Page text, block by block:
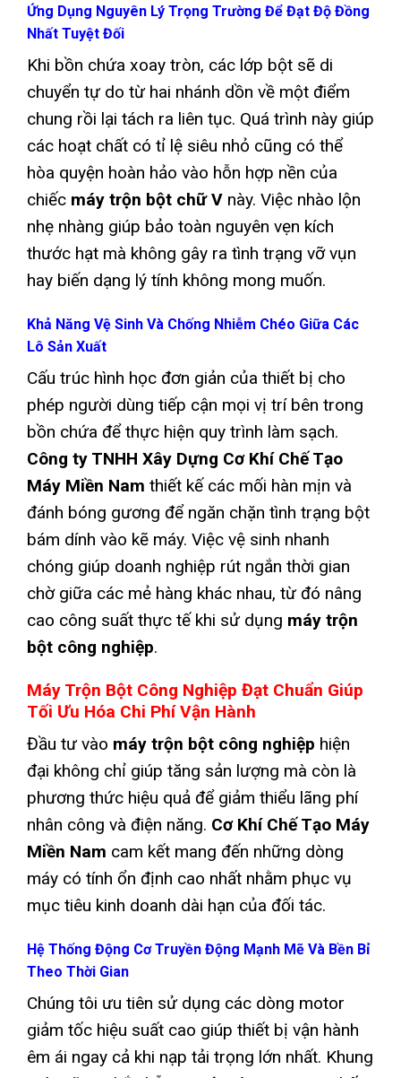
Ứng Dụng Nguyên Lý Trọng Trường Để Đạt Độ Đồng
Nhất Tuyệt Đối
Khi bồn chứa xoay tròn, các lớp bột sẽ di
chuyển tự do từ hai nhánh dồn về một điểm
chung rồi lại tách ra liên tục. Quá trình này giúp
các hoạt chất có tỉ lệ siêu nhỏ cũng có thể
hòa quyện hoàn hảo vào hỗn hợp nền của
chiếc máy trộn bột chữ V này. Việc nhào lộn
nhẹ nhàng giúp bảo toàn nguyên vẹn kích
thước hạt mà không gây ra tình trạng vỡ vụn
hay biến dạng lý tính không mong muốn.
Khả Năng Vệ Sinh Và Chống Nhiễm Chéo Giữa Các
Lô Sản Xuất
Cấu trúc hình học đơn giản của thiết bị cho
phép người dùng tiếp cận mọi vị trí bên trong
bồn chứa để thực hiện quy trình làm sạch.
Công ty TNHH Xây Dựng Cơ Khí Chế Tạo
Máy Miền Nam thiết kế các mối hàn mịn và
đánh bóng gương để ngăn chặn tình trạng bột
bám dính vào kẽ máy. Việc vệ sinh nhanh
chóng giúp doanh nghiệp rút ngắn thời gian
chờ giữa các mẻ hàng khác nhau, từ đó nâng
cao công suất thực tế khi sử dụng máy trộn
bột công nghiệp.
Máy Trộn Bột Công Nghiệp Đạt Chuẩn Giúp
Tối Ưu Hóa Chi Phí Vận Hành
Đầu tư vào máy trộn bột công nghiệp hiện
đại không chỉ giúp tăng sản lượng mà còn là
phương thức hiệu quả để giảm thiểu lãng phí
nhân công và điện năng. Cơ Khí Chế Tạo Máy
Miền Nam cam kết mang đến những dòng
máy có tính ổn định cao nhất nhằm phục vụ
mục tiêu kinh doanh dài hạn của đối tác.
Hệ Thống Động Cơ Truyền Động Mạnh Mẽ Và Bền Bỉ
Theo Thời Gian
Chúng tôi ưu tiên sử dụng các dòng motor
giảm tốc hiệu suất cao giúp thiết bị vận hành
êm ái ngay cả khi nạp tải trọng lớn nhất. Khung